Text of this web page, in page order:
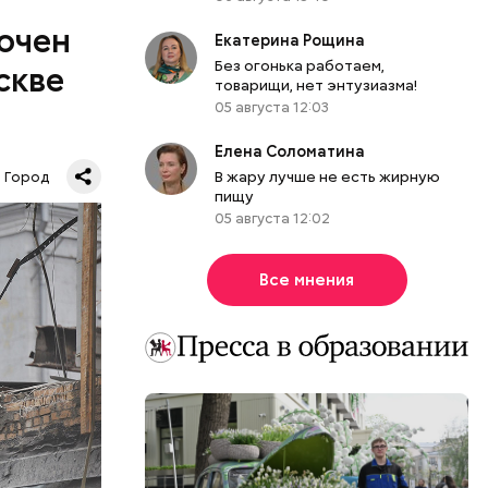
Город
а на их
детские
бюро
будут
Екатерина Рощина
Без огонька работаем,
товарищи, нет энтузиазма!
05 августа 12:03
Елена Соломатина
В жару лучше не есть жирную
пищу
05 августа 12:02
Все мнения